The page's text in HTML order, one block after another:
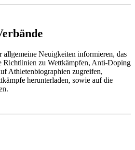
allgemeine Neuigkeiten informieren, das
Richtlinien zu Wettkämpfen, Anti-Doping
Athletenbiographien zugreifen,
herunterladen, sowie auf die